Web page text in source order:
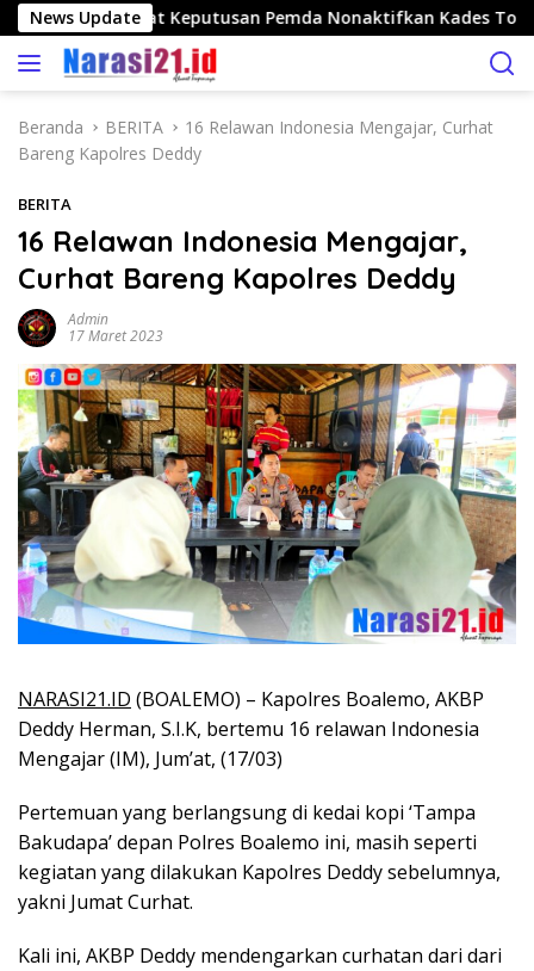
a
News Update
Nilai Tepat Keputusan Pemda Nonaktifkan Kades Toto
Beranda BERITA
16 Relawan Indonesia Mengajar, Curhat
Bareng Kapolres Deddy
BERITA
16 Relawan Indonesia Mengajar,
Curhat Bareng Kapolres Deddy
Admin
17 Maret 2023
NARASI21.ID (BOALEMO) – Kapolres Boalemo, AKBP
Deddy Herman, S.I.K, bertemu 16 relawan Indonesia
Mengajar (IM), Jum’at, (17/03)
Pertemuan yang berlangsung di kedai kopi ‘Tampa
Bakudapa’ depan Polres Boalemo ini, masih seperti
kegiatan yang dilakukan Kapolres Deddy sebelumnya,
yakni Jumat Curhat.
Kali ini, AKBP Deddy mendengarkan curhatan dari dari